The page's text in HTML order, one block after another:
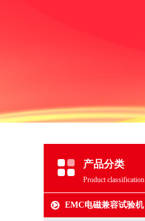
产品分类
Product classification
EMC电磁兼容试验机